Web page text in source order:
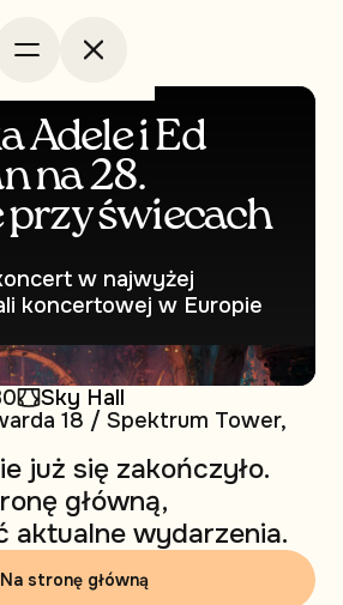
Adele i Ed
na 28.
przy świecach
w najwyżej
koncertowej w Europie
Sky Hall
18 / Spektrum Tower,
już się zakończyło.
główną,
aktualne wydarzenia.
Na stronę główną